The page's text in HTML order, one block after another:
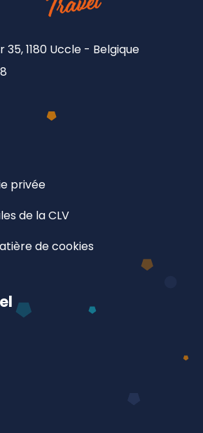
35, 1180 Uccle - Belgique
privée
de la CLV
de cookies